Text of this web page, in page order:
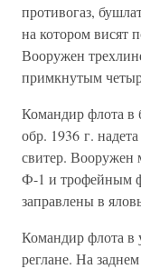
противогаз,
на котором висят
Вооружен
примкнутым
Командир флота в
обр. 1936 г.
свитер. Вооружен
Ф-1 и трофейным
заправлены в
Командир флота в
реглане. На